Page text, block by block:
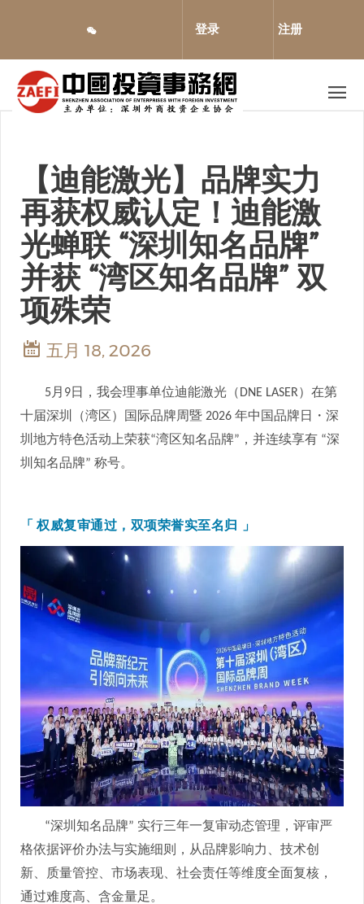
主
登录 注册
【迪能激光】品牌实力
再获权威认定！迪能激
光蝉联 “深圳知名品牌”
并获 “湾区知名品牌” 双
项殊荣
五月 18, 2026
5月 9日，我会理事单位迪能激光（ DNE LASER）在第
十届深圳（湾区）国际品牌周暨 2026 年中国品牌日・深
圳地方特色活动上荣获“湾区知名品牌” ，并连续享有 “深
圳知名品牌” 称号。
「 权威复审通过，双项荣誉实至名归 」
“深圳知名品牌” 实行三年一复审动态管理，评审严
格依据评价办法与实施细则，从品牌影响力、技术创
新、质量管控、市场表现、社会责任等维度全面复核，
通过难度高、含金量足。